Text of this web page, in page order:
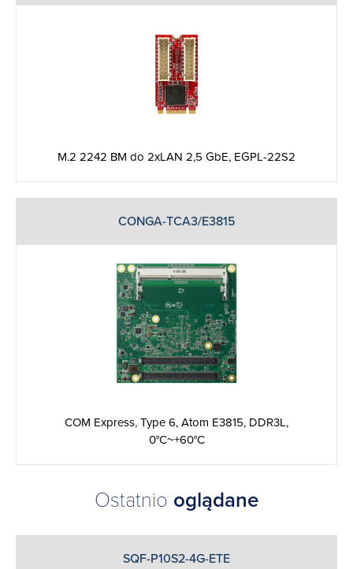
M.2 2242 BM do 2xLAN 2,5 GbE, EGPL-22S2
CONGA-TCA3/E3815
COM Express, Type 6, Atom E3815, DDR3L,
0°C~+60°C
Ostatnio oglądane
SQF-P10S2-4G-ETE